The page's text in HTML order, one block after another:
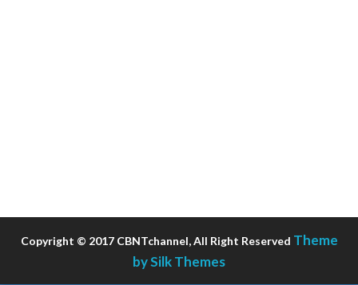
Copyright © 2017 CBNTchannel, All Right Reserved Theme
by Silk Themes